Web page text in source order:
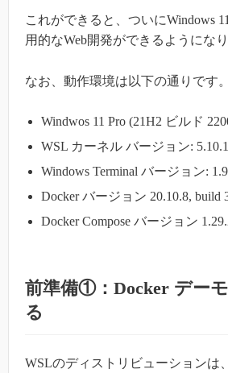
これができると、ついにWindows
用的なWeb開発ができるようになり
なお、動作環境は以下の通りです。
Windwos 11 Pro (21H2 ビルド
WSL カーネル バージョン:
Windows Terminal バージョン:
Docker バージョン 20.10.8, build
Docker Compose バージョン
前準備①：Docker デー
る
WSLのディストリビューションは